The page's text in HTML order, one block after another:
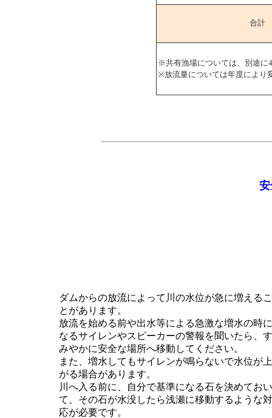
合計
※共有漁場については、別途に
※放流量については年度により
ダムからの放流によって川の水位が急に増えるこ
とがあります。
放流を始める前や出水等による急激な増水の時に
なるサイレンやスピーカーの警報を聞いたら、す
みやかに安全な場所へ移動してください。
また、増水してもサイレンが鳴らないで水位が上
がる場合があります。
川へ入る前に、自分で基準になる石を決めておい
て、その石が水没したら浅瀬に移動するような対
応が必要です。